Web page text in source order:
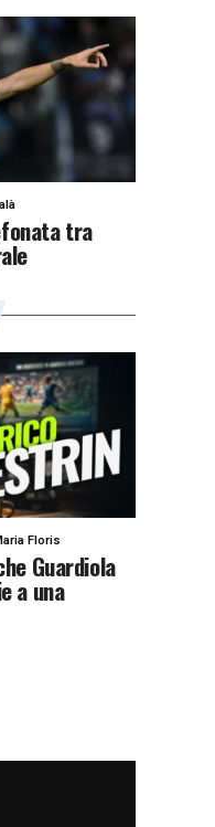
tra
Floris
Guardiola
a una